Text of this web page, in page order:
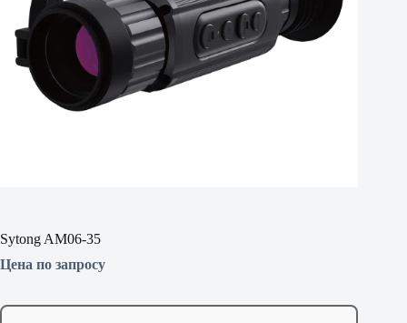
Sytong AM06-35
Цена по запросу